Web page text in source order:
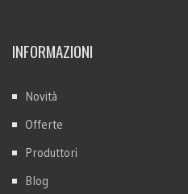
INFORMAZIONI
Novità
Offerte
Produttori
Blog